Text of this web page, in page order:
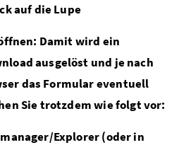
auf die Lupe
Damit wird ein
ausgelöst und je nach
das Formular eventuell
Sie trotzdem wie folgt vor:
Explorer (oder in